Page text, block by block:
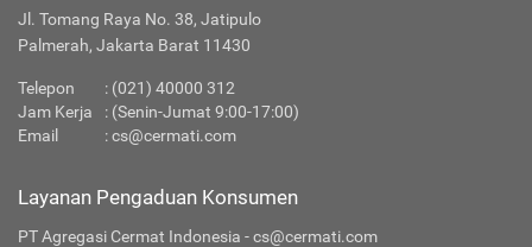
Jl. Tomang Raya No. 38, Jatipulo
Palmerah, Jakarta Barat 11430
Telepon : (021) 40000 312
Jam Kerja
: (Senin-Jumat 9:00-17:00)
Email
:cs@cermati.com
Layanan Pengaduan Konsumen
PT Agregasi Cermat Indonesia - cs@cermati.com